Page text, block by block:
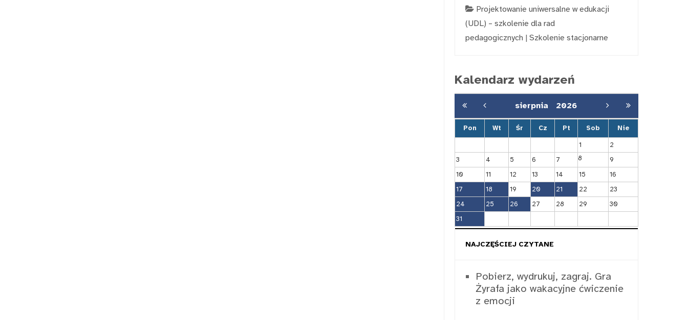
Projektowanie uniwersalne w edukacji
(UDL) – szkolenie dla rad
pedagogicznych | Szkolenie stacjonarne
Kalendarz wydarzeń
sierpnia 2026
Pon Wt Śr Cz Pt Sob Nie
1
2
3
4 5 6 7 8
9
10
11 12 13 14 15
16
17
18 19 20 21 22
23
24
25 26 27 28 29
30
31
NAJCZĘŚCIEJ CZYTANE
Pobierz, wydrukuj, zagraj. Gra
Żyrafa jako wakacyjne ćwiczenie
z emocji